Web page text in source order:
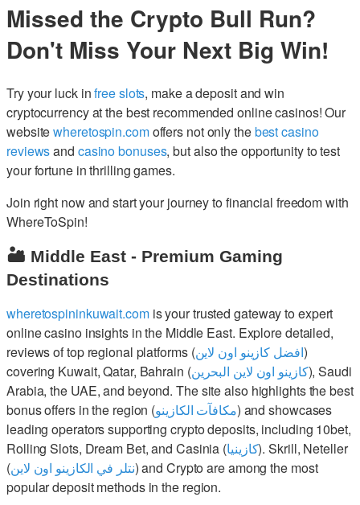
Missed the Crypto Bull Run?
Don't Miss Your Next Big Win!
Try your luck infree slots, make a deposit and win
cryptocurrency at the best recommended online casinos! Our
websitewheretospin.comoffers not only thebest casino
reviewsand casino bonuses, but also the opportunity to test
your fortune in thrilling games.
Join right now and start your journey to financial freedom with
WhereToSpin!
🏜️ Middle East - Premium Gaming
Destinations
wheretospininkuwait.comis your trusted gateway to expert
online casino insights in the Middle East. Explore detailed,
reviews of top regional platforms (افضل كازينو اون لاين)
covering Kuwait, Qatar, Bahrain (كازينو اون لاين البحرين), Saudi
Arabia, the UAE, and beyond. The site also highlights the best
bonus offers in the region (مكافآت الكازينو) and showcases
leading operators supporting crypto deposits, including 10bet,
Rolling Slots, Dream Bet, and Casinia (كازينيا). Skrill, Neteller
(نتلر في الكازينو اون لاين) and Crypto are among the most
popular deposit methods in the region.